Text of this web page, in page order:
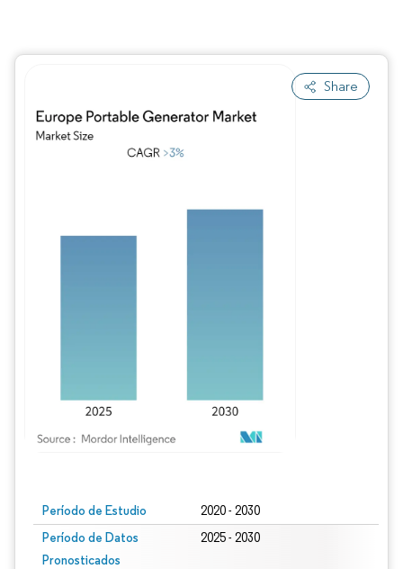
Share
Período de Estudio 2020 - 2030
Período de Datos
Pronosticados
2025 - 2030